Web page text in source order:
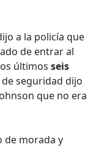
a la policía que
de entrar al
últimos seis
seguridad dijo
que no era
de morada y